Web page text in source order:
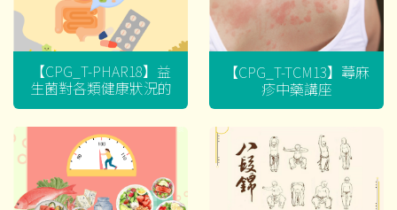
【CPG_T-PHAR18】益
生菌對各類健康狀況的
迷思
【CPG_T-TCM13】蕁麻
疹中藥講座